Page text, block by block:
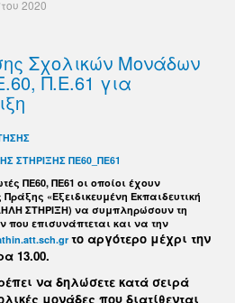
2020
Σχολικών Μονάδων
Π.Ε.61 για
ΣΤΗΡΙΞΗΣ ΠΕ60_ΠΕ61
ΠΕ60, ΠΕ61 οι οποίοι έχουν
«Εξειδικευμένη Εκπαιδευτική
ΣΤΗΡΙΞΗ) να συμπληρώσουν τη
επισυνάπτεται και να την
το αργότερο μέχρι την
13.00.
να δηλώσετε κατά σειρά
μονάδες που διατίθενται